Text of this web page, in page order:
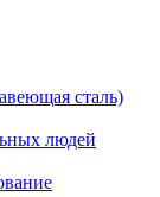
сталь)
людей